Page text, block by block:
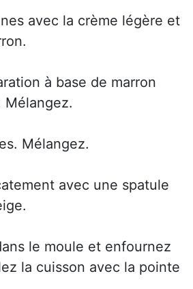
avec la crème légère et
à base de marron
Mélangez.
Mélangez.
avec une spatule
le moule et enfournez
la cuisson avec la pointe